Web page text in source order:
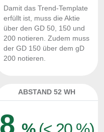
Damit das Trend-Template
erfüllt ist, muss die Aktie
über den GD 50, 150 und
200 notieren. Zudem muss
der GD 150 über dem gD
200 notieren.
ABSTAND 52 WH
8